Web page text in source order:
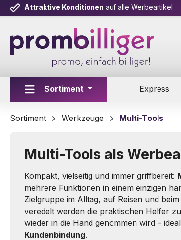
Hauptinhalt springen
Zur Suche springen
Zur Hauptnavigation springen
Attraktive Konditionen auf alle Werbeartikel
Sortiment Express
Sortiment Werkzeuge Multi-Tools
Multi-Tools als
Kompakt, vielseitig und immer griffbereit:
mehrere Funktionen in einem einzigen
Zielgruppe im Alltag, auf Reisen und
veredelt werden die praktischen Helfer
wieder in die Hand genommen wird –
Kundenbindung.